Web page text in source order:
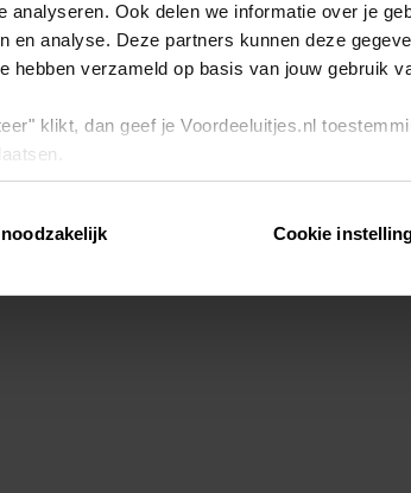
analyseren. Ook delen we informatie over je
en analyse. Deze partners kunnen deze
hebben verzameld op basis van jouw gebruik
klikt, dan geef je Voordeeluitjes.nl
kun je ook zelf instellen welke cookies
cookiebeleid.
Cookie
side exception has occurred while loading